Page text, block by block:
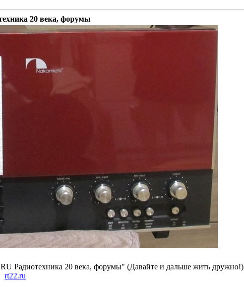
20 века, форумы
Радиотехника 20 века, форумы" (Давайте и дальше жить дружно!)
rt22.ru